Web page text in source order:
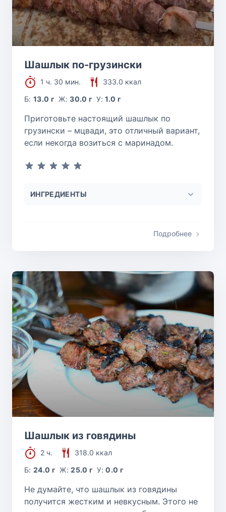
Шашлык по-грузински
1 ч. 30 мин.
333.0 ккал
Б:13.0 г Ж:30.0 г У:1.0 г
Приготовьте настоящий шашлык по
грузински – мцвади, это отличный вариант,
если некогда возиться с маринадом.
ИНГРЕДИЕНТЫ
Подробнее
Шашлык из говядины
2 ч.
318.0 ккал
Б:24.0 г Ж:25.0 г У:0.0 г
Не думайте, что шашлык из говядины
получится жестким и невкусным. Этого не